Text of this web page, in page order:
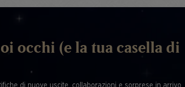
occhi (e la tua casella di
di nuove uscite, collaborazioni e sorprese in arrivo. Il